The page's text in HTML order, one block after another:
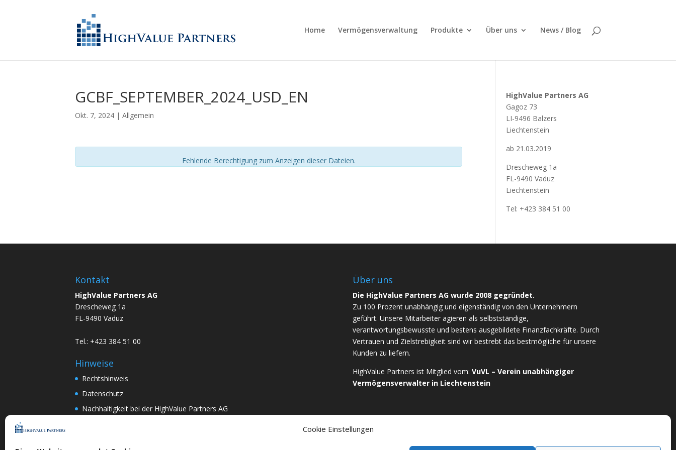
Cookie Einstellungen
Home Vermögensverwaltung Produkte Über uns News / Blog
GCBF_SEPTEMBER_2024_USD_EN
Okt. 7, 2024 | Allgemein
Fehlende Berechtigung zum Anzeigen dieser Dateien.
HighValue Partners AG
Gagoz 73
LI-9496 Balzers
Liechtenstein
ab 21.03.2019
Drescheweg 1a
FL-9490 Vaduz
Liechtenstein
Tel: +423 384 51 00
Kontakt
HighValue Partners AG
Drescheweg 1a
FL-9490 Vaduz
Tel.: +423 384 51 00
Hinweise
Rechtshinweis
Datenschutz
Nachhaltigkeit bei der HighValue Partners AG
Über uns
Die HighValue Partners AG wurde 2008 gegründet.
Zu 100 Prozent unabhängig und eigenständig von den Unternehmern
geführt. Unsere Mitarbeiter agieren als selbstständige,
verantwortungsbewusste und bestens ausgebildete Finanzfachkräfte. Durch
Vertrauen und Zielstrebigkeit sind wir bestrebt das bestmögliche für unsere
Kunden zu liefern.
HighValue Partners ist Mitglied vom: VuVL – Verein unabhängiger
Vermögensverwalter in Liechtenstein